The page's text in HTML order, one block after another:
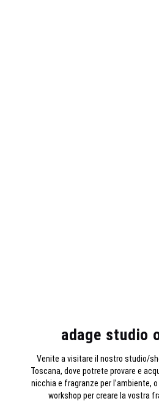
adage studio
Venite a visitare il nostro studio/
Toscana, dove potrete provare e
nicchia e fragranze per l’ambiente,
workshop per creare la vostra